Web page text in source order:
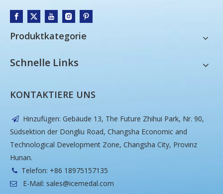
Produktkategorie
Schnelle Links
KONTAKTIERE UNS

Hinzufügen: Gebäude 13, The Future Zhihui Park, Nr. 90,
Südsektion der Dongliu Road, Changsha Economic and
Technological Development Zone, Changsha City, Provinz
Hunan.
 Telefon: +86 18975157135
 E-Mail: sales@icemedal.com